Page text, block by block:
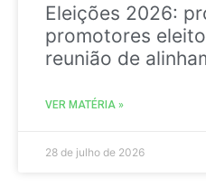
Eleições 2026:
promotores
reunião de
VER MATÉRIA »
28 de julho de 2026